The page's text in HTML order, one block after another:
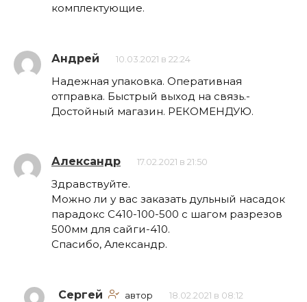
комплектующие.
Андрей 10.03.2021 в 22:24
Надежная упаковка. Оперативная
отправка. Быстрый выход на связь.-
Достойный магазин. РЕКОМЕНДУЮ.
Александр 17.02.2021 в 21:50
Здравствуйте.
Можно ли у вас заказать дульный насадок
парадокс С410-100-500 с шагом разрезов
500мм для сайги-410.
Спасибо, Александр.
Сергей автор 18.02.2021 в 08:12